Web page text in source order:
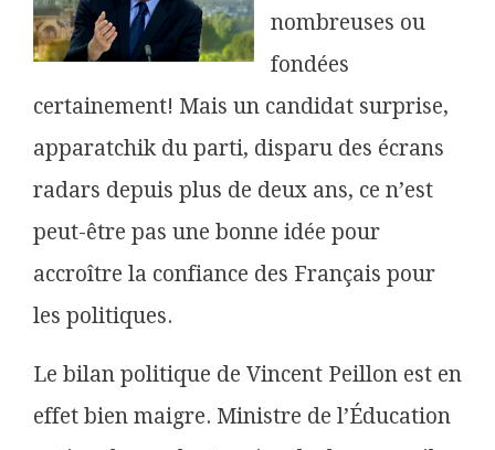
nombreuses ou
fondées
certainement! Mais un candidat surprise,
apparatchik du parti, disparu des écrans
radars depuis plus de deux ans, ce n’est
peut-être pas une bonne idée pour
accroître la confiance des Français pour
les politiques.
Le bilan politique de Vincent Peillon est en
effet bien maigre. Ministre de l’Éducation